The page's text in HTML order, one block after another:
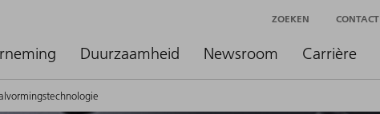
Duurzaamheid Newsroom Carrière
ZOEKEN CONTACT